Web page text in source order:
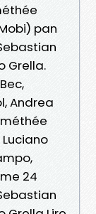
pan
Grella.
Andrea
24